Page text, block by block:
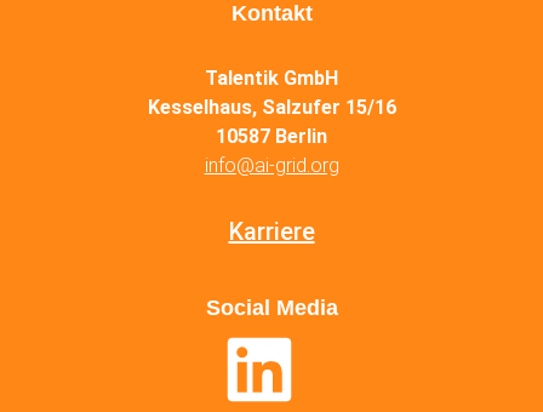
Kontakt
Talentik GmbH
Kesselhaus, Salzufer 15/16
10587 Berlin
info@ai-grid.org
Karriere
Social Media